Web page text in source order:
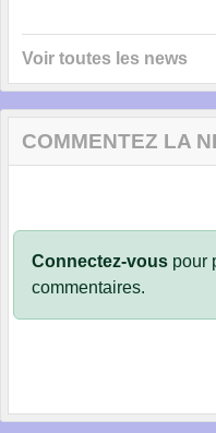
Voir toutes les news
COMMENTEZ LA
Connectez-vous pour
commentaires.